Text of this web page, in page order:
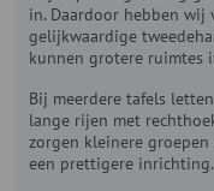
in. Daardoor hebben wij
gelijkwaardige
kunnen grotere ruimtes
Bij meerdere tafels
lange rijen met
zorgen kleinere
een prettigere inrichting.